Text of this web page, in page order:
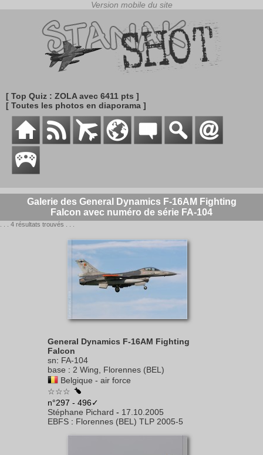
[ Top Quiz : ZOLA avec 6411 pts ]
[ Toutes les photos en diaporama ]
Galerie des General Dynamics F-16AM Fighting
Falcon avec numéro de série FA-104
. . . 4 résultats trouvés . . .
General Dynamics F-16AM Fighting
Falcon
sn: FA-104
base : 2 Wing, Florennes (BEL)
Belgique - air force
☆☆☆
n°297 - 496✓
Stéphane Pichard - 17.10.2005
EBFS : Florennes (BEL) TLP 2005-5